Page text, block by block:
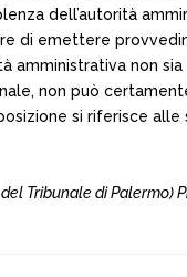
dell’autorità
di emettere
amministrativa non
non può
si riferisce alle
Tribunale di Palermo)